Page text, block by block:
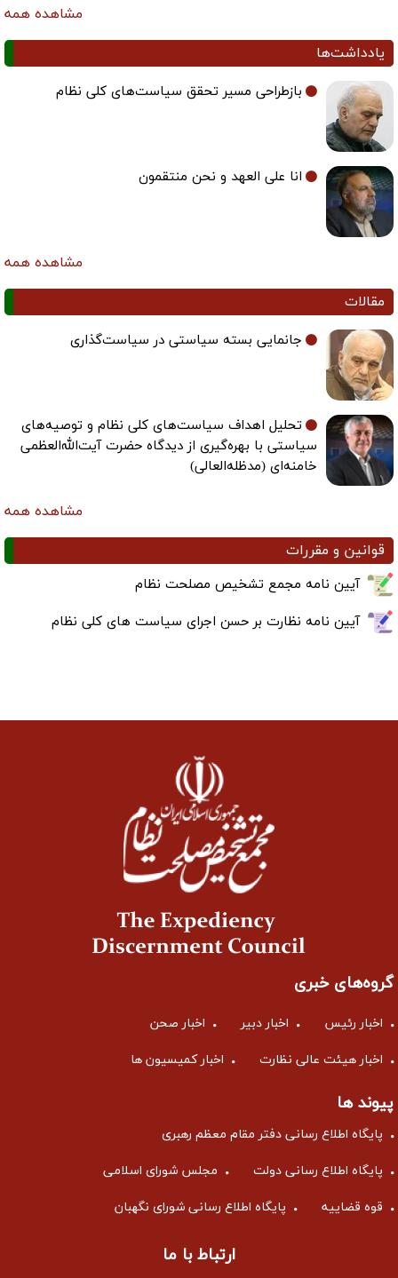
مشاهده همه
یادداشت‌ها
بازطراحی مسیر تحقق سیاست‌های کلی نظام
انا علی العهد و نحن منتقمون
مشاهده همه
مقالات
جانمایی بسته سیاستی در سیاست‌گذاری
تحلیل اهداف سیاست‌های کلی نظام و توصیه‌های
سیاستی با بهره‌گیری از دیدگاه حضرت آیت‌الله‌العظمی
خامنه‌ای (مدظله‌العالی)
مشاهده همه
قوانین و مقررات
آیین نامه مجمع تشخیص مصلحت نظام
آیین نامه نظارت بر حسن اجرای سیاست های کلی نظام
گروه‌های خبری
اخبار رئیس اخبار دبیر اخبار صحن
اخبار هیئت عالی نظارت اخبار کمیسیون ها
پیوند ها
پایگاه اطلاع رسانی دفتر مقام معظم رهبری
پایگاه اطلاع رسانی دولت مجلس شورای اسلامی
قوه قضاییه پایگاه اطلاع رسانی شورای نگهبان
ارتباط با ما